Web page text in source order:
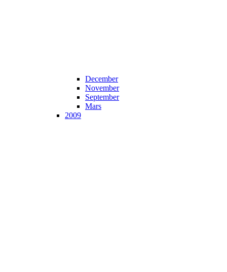
December
November
September
Mars
2009